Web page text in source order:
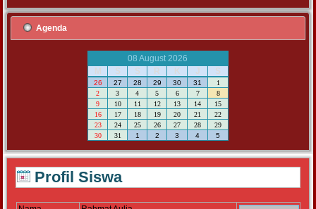
Agenda
08 August 2026
M
S S R K J S
26 27 28 29 30 31
1
2
3 4 5 6 7
8
9
10 11 12 13 14
15
16
17 18 19 20 21
22
23
24 25 26 27 28
29
30
31 1 2 3 4 5
Profil Siswa